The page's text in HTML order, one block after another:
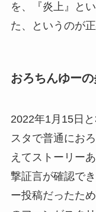
を、『炎上』と
た、というのが
おろちんゆー
2022年1月15日
スタで普通にお
えてストーリー
撃証言が確認で
ー投稿だったた